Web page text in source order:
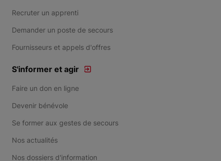
Recruter un apprenti
Demander un poste de secours
Fournisseurs et appels d'offres
S'informer et agir
Faire un don en ligne
Devenir bénévole
Se former aux gestes de secours
Nos actualités
Nos dossiers d'information